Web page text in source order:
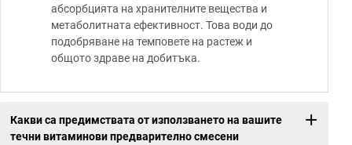
абсорбцията на хранителните вещества и
метаболитната ефективност. Това води до
подобряване на темповете на растеж и
общото здраве на добитъка.
Какви са предимствата от използването на вашите
течни витаминови предварително смесени